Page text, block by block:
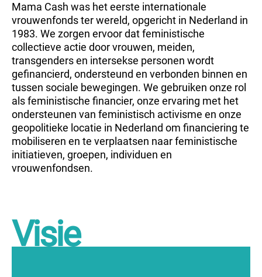
Mama Cash was het eerste internationale
vrouwenfonds ter wereld, opgericht in Nederland in
1983. We zorgen ervoor dat feministische
collectieve actie door vrouwen, meiden,
transgenders en intersekse personen wordt
gefinancierd, ondersteund en verbonden binnen en
tussen sociale bewegingen. We gebruiken onze rol
als feministische financier, onze ervaring met het
ondersteunen van feministisch activisme en onze
geopolitieke locatie in Nederland om financiering te
mobiliseren en te verplaatsen naar feministische
initiatieven, groepen, individuen en
vrouwenfondsen.
Visie